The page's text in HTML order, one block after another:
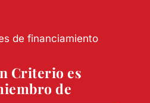
de financiamiento
Criterio es
de